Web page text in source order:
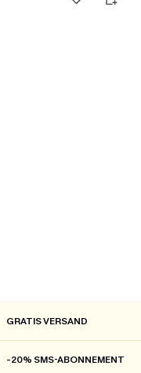
GRATIS VERSAND
-20% SMS-ABONNEMENT